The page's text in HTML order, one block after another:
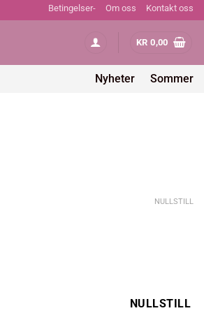
Betingelser- Om oss Kontakt oss
KR 0,00
Nyheter Sommer
NULLSTILL
NULLSTILL